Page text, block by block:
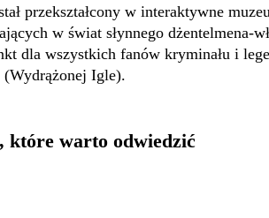
przekształcony w interaktywne
w świat słynnego dżentelmena-
dla wszystkich fanów kryminału i
Igle).
które warto odwiedzić